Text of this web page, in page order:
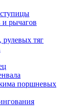
и рычагов
тяг
поршневых